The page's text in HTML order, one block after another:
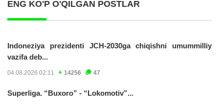
ENG KO'P O'QILGAN POSTLAR
Indoneziya prezidenti JCH-2030ga chiqishni umummilliy
vazifa deb...
04.08.2026 02:11 14256 47
Superliga. “Buxoro” - “Lokomotiv”...